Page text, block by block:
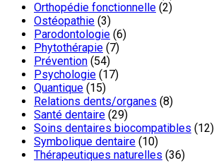
Orthopédie fonctionnelle (2)
Ostéopathie (3)
Parodontologie (6)
Phytothérapie (7)
Prévention (54)
Psychologie (17)
Quantique (15)
Relations dents/organes (8)
Santé dentaire (29)
Soins dentaires biocompatibles (12)
Symbolique dentaire (10)
Thérapeutiques naturelles (36)